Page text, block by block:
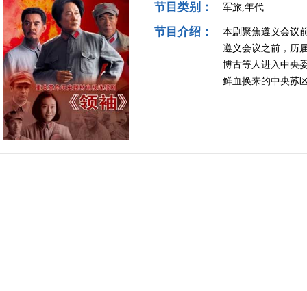
节目类别：
军旅,年代
节目介绍：
本剧聚焦遵义会议
遵义会议之前，历
博古等人进入中央
鲜血换来的中央苏